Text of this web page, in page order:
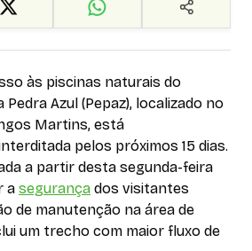
às piscinas naturais do
Pedra Azul (Pepaz), localizado no
Martins, está
pelos próximos 15 dias.
a partir desta segunda-feira
a segurança dos visitantes
de manutenção na área de
um trecho com maior fluxo de